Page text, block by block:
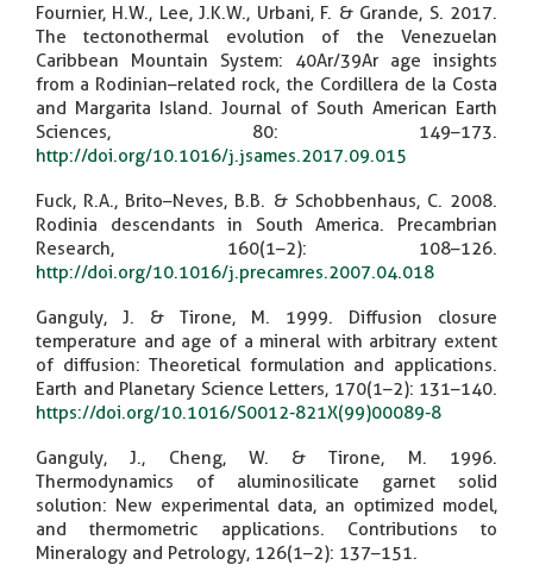
Fournier, H.W., Lee, J.K.W., Urbani, F. & Grande, S. 2017.
The tectonothermal evolution of the Venezuelan
Caribbean Mountain System: 40Ar/39Ar age insights
from a Rodinian–related rock, the Cordillera de la Costa
and Margarita Island. Journal of South American Earth
Sciences, 80: 149–173.
http://doi.org/10.1016/j.jsames.2017.09.015
Fuck, R.A., Brito–Neves, B.B. & Schobbenhaus, C. 2008.
Rodinia descendants in South America. Precambrian
Research, 160(1–2): 108–126.
http://doi.org/10.1016/j.precamres.2007.04.018
Ganguly, J. & Tirone, M. 1999. Diffusion closure
temperature and age of a mineral with arbitrary extent
of diffusion: Theoretical formulation and applications.
Earth and Planetary Science Letters, 170(1–2): 131–140.
https://doi.org/10.1016/S0012-821X(99)00089-8
Ganguly, J., Cheng, W. & Tirone, M. 1996.
Thermodynamics of aluminosilicate garnet solid
solution: New experimental data, an optimized model,
and thermometric applications. Contributions to
Mineralogy and Petrology, 126(1–2): 137–151.